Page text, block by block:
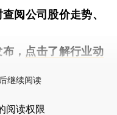
查阅公司股价走势、
， 点击了解行业动
继续阅读
阅读权限